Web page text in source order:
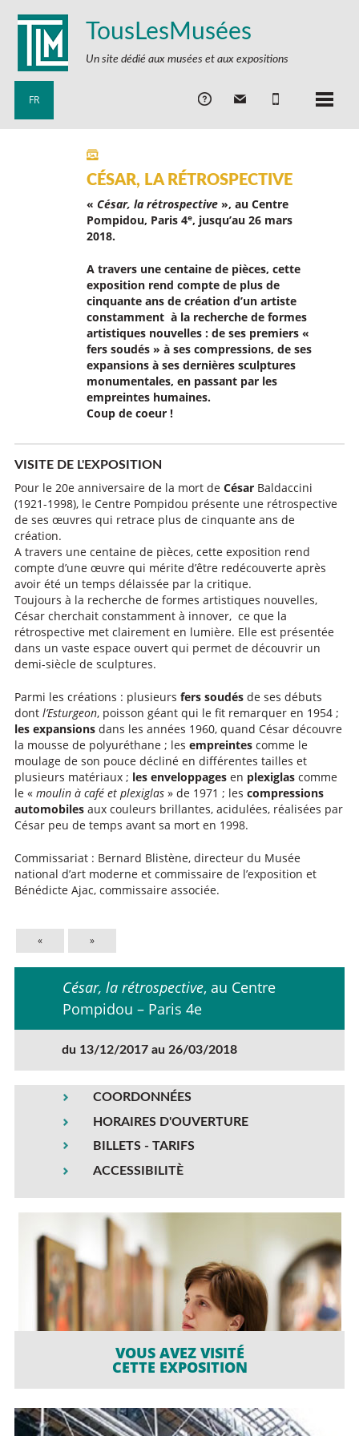
TousLesMusées
Un site dédié aux musées et aux expositions
FR
CÉSAR, LA RÉTROSPECTIVE
« César, la rétrospective », au Centre
Pompidou, Paris 4e, jusqu’au 26 mars
2018.
A travers une centaine de pièces, cette
exposition rend compte de plus de
cinquante ans de création d’un artiste
constamment à la recherche de formes
artistiques nouvelles : de ses premiers «
fers soudés » à ses compressions, de ses
expansions à ses dernières sculptures
monumentales, en passant par les
empreintes humaines.
Coup de coeur !
VISITE DE L'EXPOSITION
Pour le 20e anniversaire de la mort de César Baldaccini
(1921-1998), le Centre Pompidou présente une rétrospective
de ses œuvres qui retrace plus de cinquante ans de
création.
A travers une centaine de pièces, cette exposition rend
compte d’une œuvre qui mérite d’être redécouverte après
avoir été un temps délaissée par la critique.
Toujours à la recherche de formes artistiques nouvelles,
César cherchait constamment à innover, ce que la
rétrospective met clairement en lumière. Elle est présentée
dans un vaste espace ouvert qui permet de découvrir un
demi-siècle de sculptures.
Parmi les créations : plusieurs fers soudés de ses débuts
dont l’Esturgeon, poisson géant qui le fit remarquer en 1954 ;
les expansions dans les années 1960, quand César découvre
la mousse de polyuréthane ; les empreintes comme le
moulage de son pouce décliné en différentes tailles et
plusieurs matériaux ; les enveloppages en plexiglas comme
le « moulin à café et plexiglas » de 1971 ; les compressions
automobiles aux couleurs brillantes, acidulées, réalisées par
César peu de temps avant sa mort en 1998.
Commissariat : Bernard Blistène, directeur du Musée
national d’art moderne et commissaire de l’exposition et
Bénédicte Ajac, commissaire associée.
« »
César, la rétrospective, au Centre
Pompidou – Paris 4e
du 13/12/2017 au 26/03/2018
COORDONNÉES
HORAIRES D'OUVERTURE
BILLETS - TARIFS
ACCESSIBILITÈ
VOUS AVEZ VISITÉ
CETTE EXPOSITION